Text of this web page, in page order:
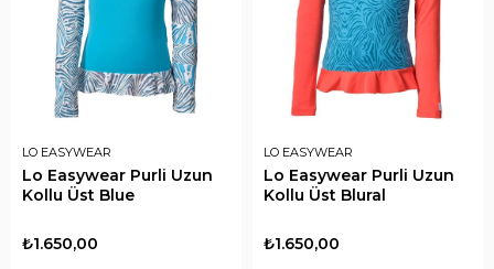
LO EASYWEAR
Lo Easywear Purli Uzun
Kollu Üst Blue
₺1.650,00
LO EASYWEAR
Lo Easywear Purli Uzun
Kollu Üst Blural
₺1.650,00